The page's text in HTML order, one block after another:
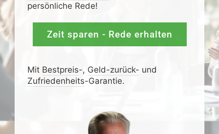
persönliche Rede!
Zeit sparen - Rede erhalten
Mit Bestpreis-, Geld-zurück- und
Zufrieden­­heits-Garantie.